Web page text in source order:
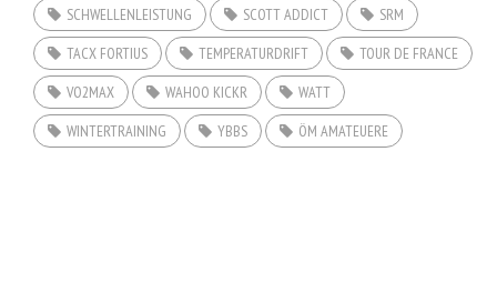
SCHWELLENLEISTUNG
SCOTT ADDICT
SRM
TACX FORTIUS
TEMPERATURDRIFT
TOUR DE FRANCE
VO2MAX
WAHOO KICKR
WATT
WINTERTRAINING
YBBS ÖM AMATEUERE